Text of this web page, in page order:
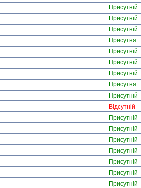
Присутній
Присутній
Присутній
Присутня
Присутній
Присутній
Присутній
Присутня
Присутній
Відсутній
Присутній
Присутній
Присутній
Присутній
Присутній
Присутній
Присутній